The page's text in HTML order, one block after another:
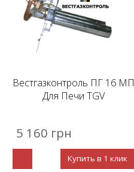
Вестгазконтроль ПГ 16 МП
Для Печи TGV
5 160 грн
Купить в 1 клик